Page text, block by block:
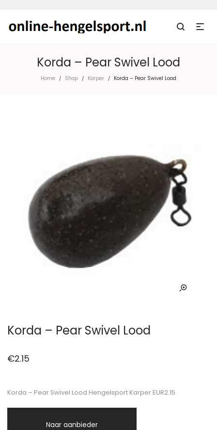
Korda – Pear Swivel Lood
Home / Shop / Karper / Korda – Pear Swivel Lood
Korda – Pear Swivel Lood
€2.15
Korda – Pear Swivel Lood Hengelsport Karper EUR2.15
Naar aanbieder